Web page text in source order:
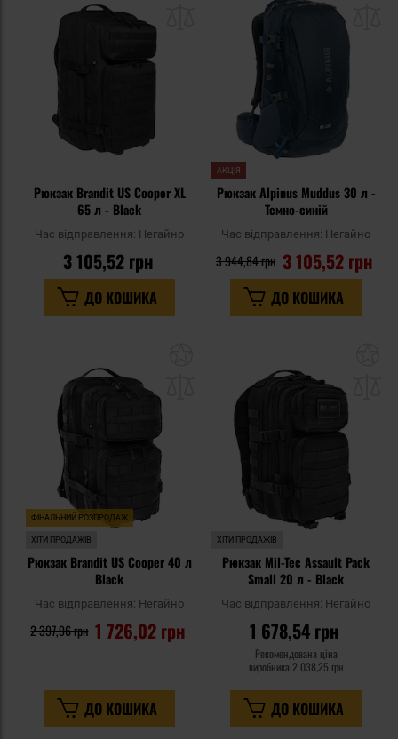
уподобань
Рюкзак Brandit US Cooper XL
65 л - Black
Час відправлення: Негайно
3 105,52 грн
ДО КОШИКА
АКЦІЯ
Рюкзак Alpinus Muddus 30 л -
Темно-синій
Час відправлення: Негайно
3 105,52 грн
3 944,84 грн
ДО КОШИКА
списку
уподобань
ФІНАЛЬНИЙ РОЗПРОДАЖ
ХІТИ ПРОДАЖІВ
Рюкзак Brandit US Cooper 40 л
Black
Час відправлення: Негайно
1 726,02 грн
2 397,96 грн
ДО КОШИКА
ХІТИ ПРОДАЖІВ
Рюкзак Mil-Tec Assault Pack
Small 20 л - Black
Час відправлення: Негайно
1 678,54 грн
Рекомендована ціна
виробника 2 038,25 грн
ДО КОШИКА